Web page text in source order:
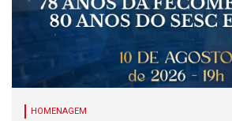
HOMENAGEM